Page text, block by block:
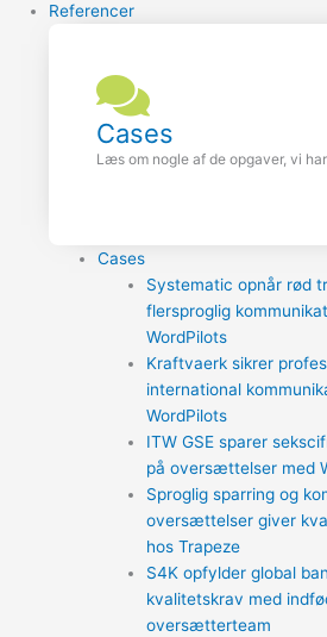
Referencer
Cases
Læs om nogle af de opgaver, vi
Cases
Systematic opnår rød
flersproglig
WordPilots
Kraftvaerk sikrer
international
WordPilots
ITW GSE sparer
på oversættelser med
Sproglig sparring og
oversættelser giver
hos Trapeze
S4K opfylder global
kvalitetskrav med
oversætterteam